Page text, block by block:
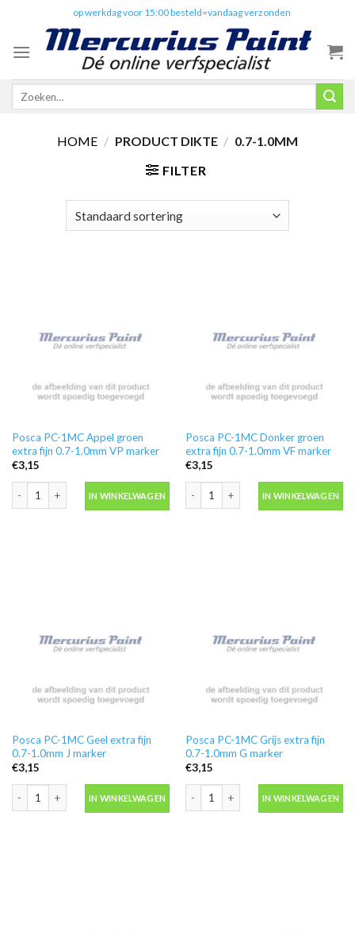
content
op werkdag voor 15:00 besteld=vandaag verzonden
Zoeken
HOME / PRODUCT DIKTE / 0.7-1.0MM
FILTER
Posca PC-1MC Appel groen
extra fijn 0.7-1.0mm VP marker
€3,15
IN WINKELWAGEN
Posca PC-1MC Donker groen
extra fijn 0.7-1.0mm VF marker
€3,15
IN WINKELWAGEN
Posca PC-1MC Geel extra fijn
0.7-1.0mm J marker
€3,15
Posca PC-1MC Geel extra fijn 0.7-1.0mm J marker aantal
IN WINKELWAGEN
Posca PC-1MC Grijs extra fijn
0.7-1.0mm G marker
€3,15
Posca PC-1MC Grijs extra fijn 0.7-
IN WINKELWAGEN